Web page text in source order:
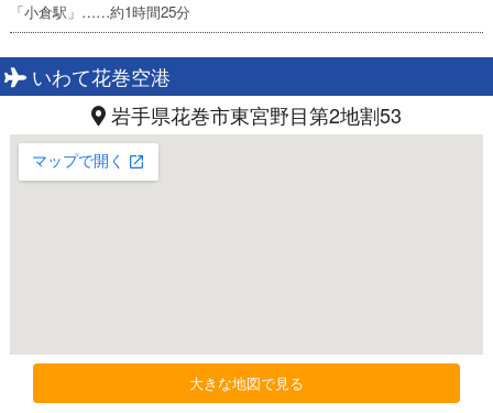
「小倉駅」……約1時間25分
いわて花巻空港
岩手県花巻市東宮野目第2地割53
大きな地図で見る